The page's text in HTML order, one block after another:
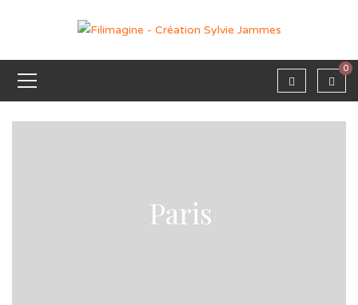
0
Paris